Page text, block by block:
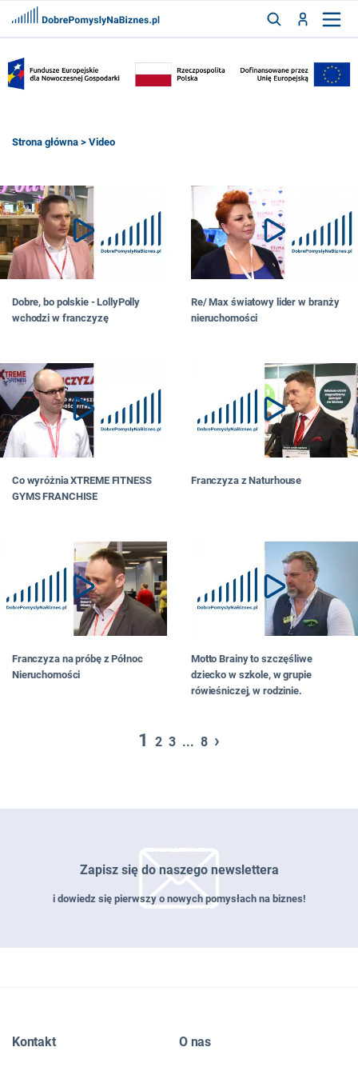
ZALOGUJ
ZAREJESTRUJ
FRANCZYZY
Strona główna > Video
Dobre, bo polskie - LollyPolly
wchodzi w franczyzę
Re/ Max światowy lider w branży
nieruchomości
Co wyróżnia XTREME FITNESS
GYMS FRANCHISE
Franczyza z Naturhouse
Franczyza na próbę z Północ
Nieruchomości
Motto Brainy to szczęśliwe
dziecko w szkole, w grupie
rówieśniczej, w rodzinie.
1 2 3 ... 8 ›
Zapisz się do naszego newslettera
i dowiedz się pierwszy o nowych pomysłach na biznes!
EMAIL
Kontakt O nas